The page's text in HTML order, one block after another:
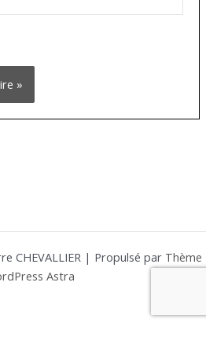
CHEVALLIER | Propulsé par Thème
Astra